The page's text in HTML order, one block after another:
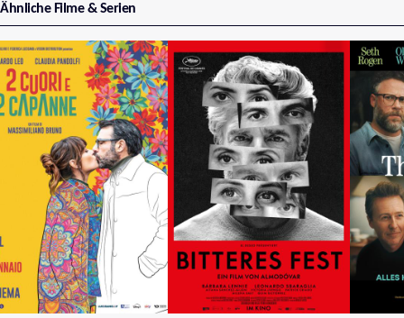
Ähnliche Filme & Serien